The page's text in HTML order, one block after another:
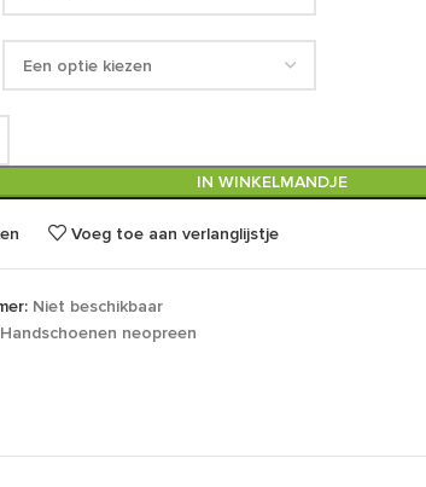
IN WINKELMANDJE
Voeg toe aan verlanglijstje
Niet beschikbaar
Handschoenen neopreen